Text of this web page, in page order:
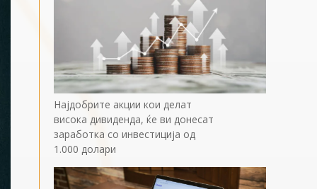
Најдобрите акции кои делат
висока дивиденда, ќе ви донесат
заработка со инвестиција од
1.000 долари